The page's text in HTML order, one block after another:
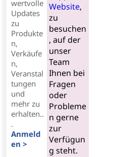
wertvolle
Updates
zu
Produkte
n,
Verkäufe
n,
Veranstal
tungen
und
mehr zu
erhalten..
.
Anmeld
en >
Website,
zu
besuchen
, auf der
unser
Team
Ihnen bei
Fragen
oder
Probleme
n gerne
zur
Verfügun
g steht.